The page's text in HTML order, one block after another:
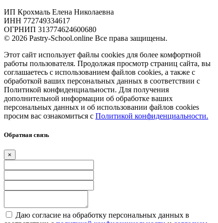
ИП Крохмаль Елена Николаевна
ИНН 772749334617
ОГРНИП 313774624600680
© 2026 Pastry-School.online Все права защищены.
Этот сайт использует файлы cookies для более комфортной
работы пользователя. Продолжая просмотр страниц сайта, вы
соглашаетесь с использованием файлов cookies, а также с
обработкой ваших персональных данных в соответствии с
Политикой конфиденциальности. Для получения
дополнительной информации об обработке ваших
персональных данных и об использовании файлов cookies
просим вас ознакомиться с Политикой конфиденциальности.
Обратная связь
×
Даю согласие на обработку персональных данных в